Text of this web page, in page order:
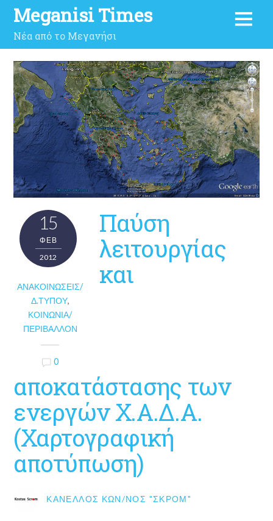
Meganisi Times
Νέα από το Μεγανήσι
15
ΦΕΒ
2012
ΑΝΑΚΟΙΝΏΣΕΙΣ/
Δ.ΤΎΠΟΥ,
ΚΟΙΝΩΝΊΑ/
ΠΕΡΙΒΆΛΛΟΝ
0
Παύση
λειτουργίας
και
αποκατάστασης των
ενεργών Χ.Α.Δ.Α.
(Χαρτογραφική
αποτύπωση)
ΚΑΝΈΛΛΟΣ ΚΩΝ/ΝΟΣ "ΣΚΡΟΜ"